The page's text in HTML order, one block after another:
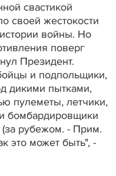
свастикой
своей жестокости
войны. Но
поверг
Президент.
и подпольщики,
дикими пытками,
пулеметы, летчики,
бомбардировщики
рубежом. - Прим.
это может быть", -